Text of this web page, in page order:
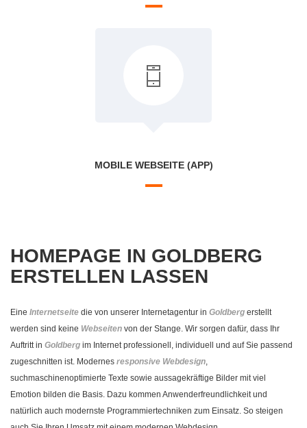
MOBILE WEBSEITE (APP)
HOMEPAGE IN GOLDBERG
ERSTELLEN LASSEN
Eine Internetseite die von unserer Internetagentur in Goldberg erstellt
werden sind keine Webseiten von der Stange. Wir sorgen dafür, dass Ihr
Auftritt in Goldberg im Internet professionell, individuell und auf Sie passend
zugeschnitten ist. Modernes responsive Webdesign,
suchmaschinenoptimierte Texte sowie aussagekräftige Bilder mit viel
Emotion bilden die Basis. Dazu kommen Anwenderfreundlichkeit und
natürlich auch modernste Programmiertechniken zum Einsatz. So steigen